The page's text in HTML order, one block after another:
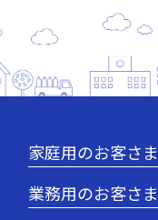
家庭用のお客さま
業務用のお客さま